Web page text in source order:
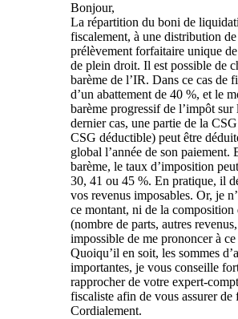
Bonjour,
La répartition du boni de
fiscalement, à une distribution
prélèvement forfaitaire unique
de plein droit. Il est possible de
barème de l’IR. Dans ce cas de
d’un abattement de 40 %, et le
barème progressif de l’impôt
dernier cas, une partie de la
CSG déductible) peut être
global l’année de son paiement.
barème, le taux d’imposition
30, 41 ou 45 %. En pratique, il
vos revenus imposables. Or, je
ce montant, ni de la
(nombre de parts, autres
impossible de me prononcer à ce
Quoiqu’il en soit, les sommes
importantes, je vous conseille
rapprocher de votre expert-
fiscaliste afin de vous assurer
Cordialement.